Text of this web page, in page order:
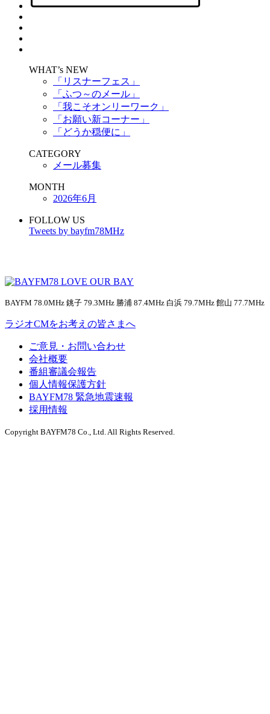
WHAT’s NEW
「リスナーフェス」
「ふつ～のメール」
「我こそオンリーワーク」
「お願い新コーナー」
「どうか穏便に」
CATEGORY
メール募集
MONTH
2026年6月
FOLLOW US
Tweets by bayfm78MHz
BAYFM 78.0MHz 銚子 79.3MHz 勝浦 87.4MHz 白浜 79.7MHz 館山 77.7MHz
ラジオCMをお考えの皆さまへ
ご意見・お問い合わせ
会社概要
番組審議会報告
個人情報保護方針
BAYFM78 緊急地震速報
採用情報
Copyright BAYFM78 Co., Ltd. All Rights Reserved.